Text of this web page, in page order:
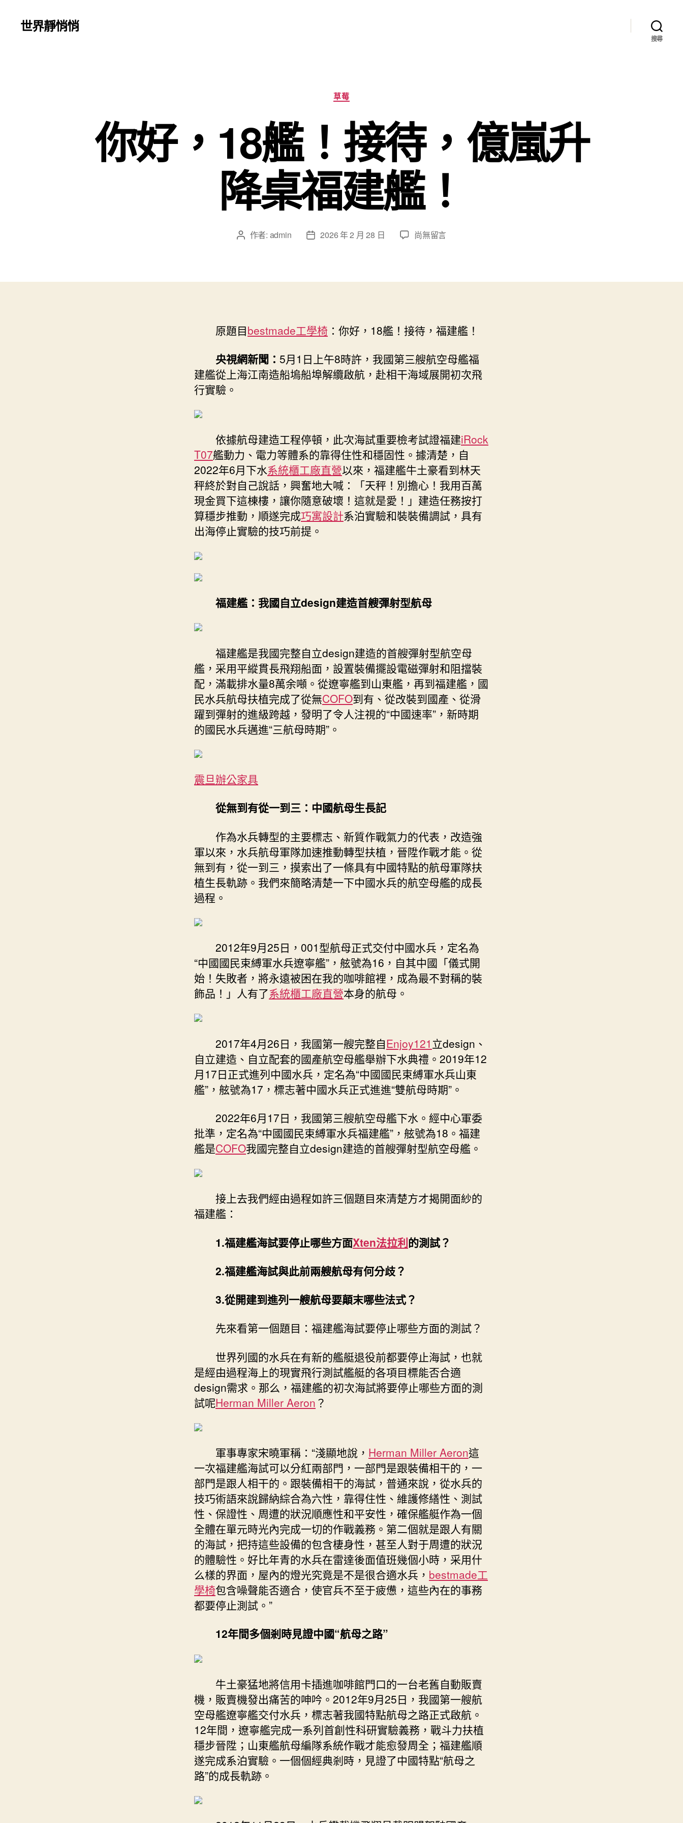
世界靜悄悄
搜尋
分
類
草莓
你好，18艦！接待，億嵐升
降桌福建艦！
文 作者: admin
文
日
2026 年 2 月 28 日
在
艦！
嵐
降
桌
福
尚無留言
原題目bestmade工學椅 ：你好，18艦！接待，福建艦！
央視網新聞： 5月1日上午8時許，我國第三艘航空母艦福
建艦從上海江南造船塢船埠解纜啟航，赴相干海域展開初次飛
行實驗。
依據航母建造工程停頓，此次海試重要檢考試證福建iRock
T07艦動力、電力等體系的靠得住性和穩固性。據清楚，自
2022年6月下水系統櫃工廠直營以來，福建艦牛土豪看到林天
秤終於對自己說話，興奮地大喊：「天秤！別擔心！我用百萬
現金買下這棟樓，讓你隨意破壞！這就是愛！」建造任務按打
算穩步推動，順遂完成巧寓設計系泊實驗和裝裝備調試，具有
出海停止實驗的技巧前提。
福建艦：我國自立design建造首艘彈射型航母
福建艦是我國完整自立design建造的首艘彈射型航空母
艦，采用平縱貫長飛翔船面，設置裝備擺設電磁彈射和阻擋裝
配，滿載排水量8萬余噸。從遼寧艦到山東艦，再到福建艦，國
民水兵航母扶植完成了從無COFO到有、從改裝到國產、從滑
躍到彈射的進級跨越，發明了令人注視的“中國速率”，新時期
的國民水兵邁進“三航母時期”。
震旦辦公家具
從無到有從一到三：中國航母生長記
作為水兵轉型的主要標志、新質作戰氣力的代表，改造強
軍以來，水兵航母軍隊加速推動轉型扶植，晉陞作戰才能。從
無到有，從一到三，摸索出了一條具有中國特點的航母軍隊扶
植生長軌跡。我們來簡略清楚一下中國水兵的航空母艦的成長
過程。
2012年9月25日，001型航母正式交付中國水兵，定名為
“中國國民束縛軍水兵遼寧艦”，舷號為16，自其中國「儀式開
始！失敗者，將永遠被困在我的咖啡館裡，成為最不對稱的裝
飾品！」人有了系統櫃工廠直營本身的航母。
2017年4月26日，我國第一艘完整自Enjoy121 立design、
自立建造、自立配套的國產航空母艦舉辦下水典禮。2019年12
月17日正式進列中國水兵，定名為“中國國民束縛軍水兵山東
艦”，舷號為17，標志著中國水兵正式進進“雙航母時期”。
2022年6月17日，我國第三艘航空母艦下水。經中心軍委
批準，定名為“中國國民束縛軍水兵福建艦”，舷號為18。福建
艦是COFO我國完整自立design建造的首艘彈射型航空母艦。
接上去我們經由過程如許三個題目來清楚方才揭開面紗的
福建艦：
1.福建艦海試要停止哪些方面Xten法拉利的測試？
2.福建艦海試與此前兩艘航母有何分歧？
3.從開建到進列一艘航母要顛末哪些法式？
先來看第一個題目：福建艦海試要停止哪些方面的測試？
世界列國的水兵在有新的艦艇退役前都要停止海試，也就
是經由過程海上的現實飛行測試艦艇的各項目標能否合適
design需求。那么，福建艦的初次海試將要停止哪些方面的測
試呢Herman Miller Aeron ？
軍事專家宋曉軍稱：“淺顯地說， Herman Miller Aeron這
一次福建艦海試可以分紅兩部門，一部門是跟裝備相干的，一
部門是跟人相干的。跟裝備相干的海試，普通來說，從水兵的
技巧術語來說歸納綜合為六性，靠得住性、維護修繕性、測試
性、保證性、周遭的狀況順應性和平安性，確保艦艇作為一個
全體在單元時光內完成一切的作戰義務。第二個就是跟人有關
的海試，把持這些設備的包含棲身性，甚至人對于周遭的狀況
的體驗性。好比年青的水兵在雷達後面值班幾個小時，采用什
么樣的界面，屋內的燈光究竟是不是很合適水兵， bestmade工
學椅包含噪聲能否適合，使官兵不至于疲憊，這些內在的事務
都要停止測試。”
12年間多個剎時見證中國“航母之路”
牛土豪猛地將信用卡插進咖啡館門口的一台老舊自動販賣
機，販賣機發出痛苦的呻吟。2012年9月25日，我國第一艘航
空母艦遼寧艦交付水兵，標志著我國特點航母之路正式啟航。
12年間，遼寧艦完成一系列首創性科研實驗義務，戰斗力扶植
穩步晉陞；山東艦航母編隊系統作戰才能愈發周全；福建艦順
遂完成系泊實驗。一個個經典剎時，見證了中國特點“航母之
路”的成長軌跡。